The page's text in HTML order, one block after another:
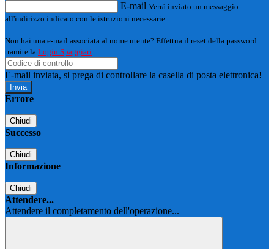
E-mail Verrà inviato un messaggio
all'indirizzo indicato con le istruzioni necessarie.
Non hai una e-mail associata al nome utente? Effettua il reset della password
tramite la Login Spaggiari
E-mail inviata, si prega di controllare la casella di posta elettronica!
Errore
Chiudi
Successo
Chiudi
Informazione
Chiudi
Attendere...
Attendere il completamento dell'operazione...